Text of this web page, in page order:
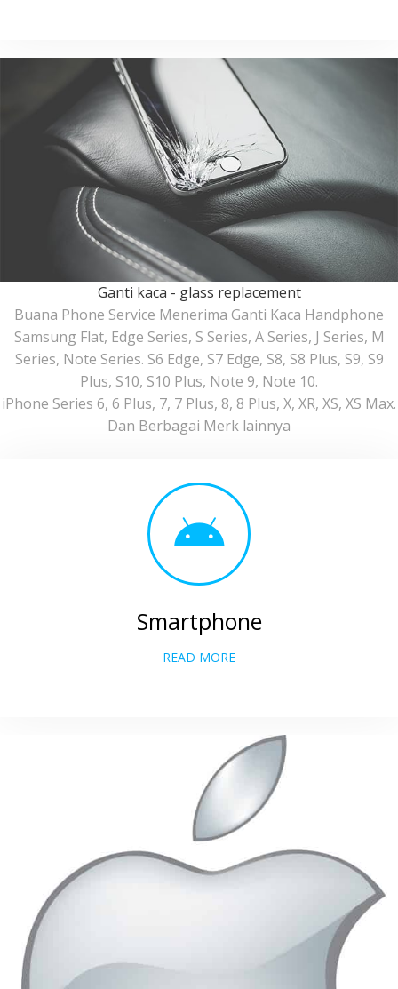
Ganti kaca - glass replacement
Buana Phone Service Menerima Ganti Kaca Handphone
Samsung Flat, Edge Series, S Series, A Series, J Series, M
Series, Note Series. S6 Edge, S7 Edge, S8, S8 Plus, S9, S9
Plus, S10, S10 Plus, Note 9, Note 10.
iPhone Series 6, 6 Plus, 7, 7 Plus, 8, 8 Plus, X, XR, XS, XS Max.
Dan Berbagai Merk lainnya
Smartphone
READ MORE